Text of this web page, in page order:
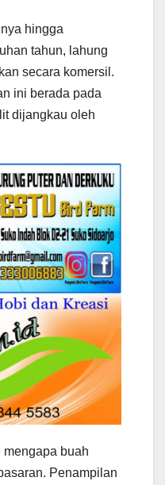
hingga
tahun, lahung
secara komersil.
ini berada pada
dijangkau oleh
mengapa buah
Penampilan